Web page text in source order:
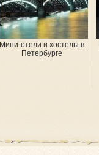
Мини-отели и хостелы в
Петербурге